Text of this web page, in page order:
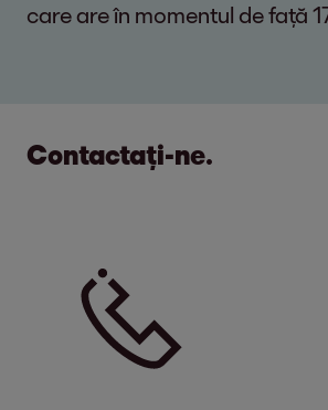
care are în momentul de față
Contactați-ne.